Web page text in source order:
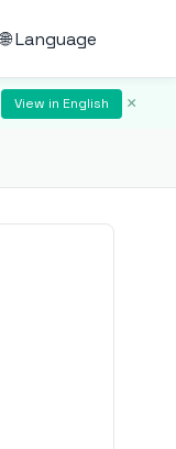
🌐 Language
View in English ×